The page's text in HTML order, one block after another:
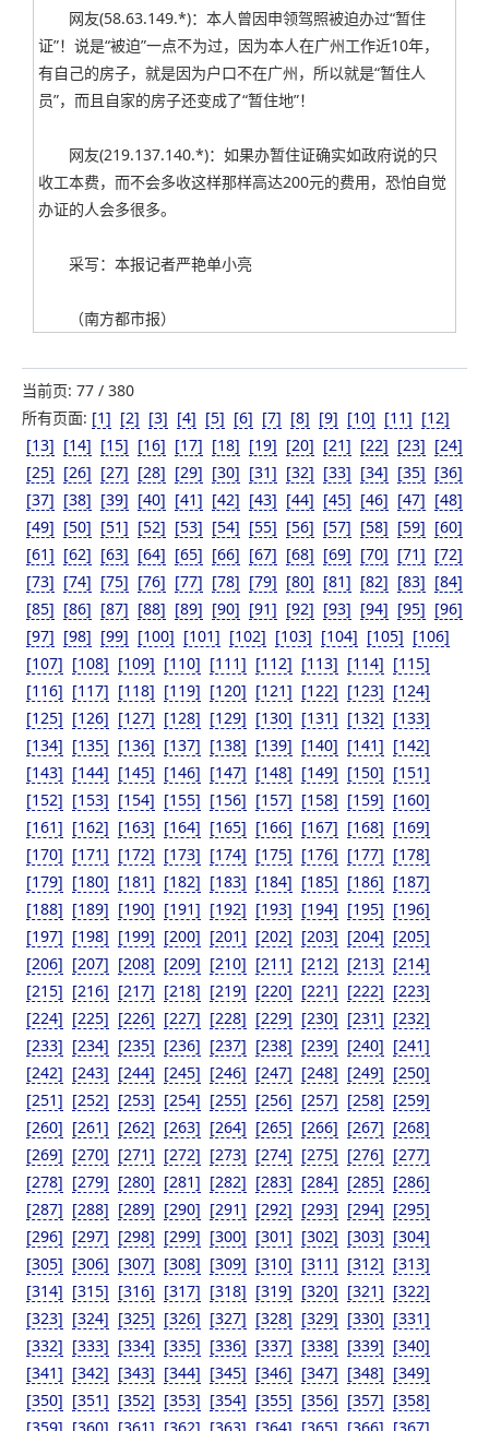
网友(58.63.149.*)：本人曾因申领驾照被迫办过“暂住
证”！说是“被迫”一点不为过，因为本人在广州工作近10年，
有自己的房子，就是因为户口不在广州，所以就是“暂住人
员”，而且自家的房子还变成了“暂住地”！
网友(219.137.140.*)：如果办暂住证确实如政府说的只
收工本费，而不会多收这样那样高达200元的费用，恐怕自觉
办证的人会多很多。
采写：本报记者严艳单小亮
（南方都市报）
当前页: 77 / 380
所有页面: [1] [2] [3] [4] [5] [6] [7] [8] [9] [10] [11] [12]
[13] [14] [15] [16] [17] [18] [19] [20] [21] [22] [23] [24]
[25] [26] [27] [28] [29] [30] [31] [32] [33] [34] [35] [36]
[37] [38] [39] [40] [41] [42] [43] [44] [45] [46] [47] [48]
[49] [50] [51] [52] [53] [54] [55] [56] [57] [58] [59] [60]
[61] [62] [63] [64] [65] [66] [67] [68] [69] [70] [71] [72]
[73] [74] [75] [76] [77] [78] [79] [80] [81] [82] [83] [84]
[85] [86] [87] [88] [89] [90] [91] [92] [93] [94] [95] [96]
[97] [98] [99] [100] [101] [102] [103] [104] [105] [106]
[107] [108] [109] [110] [111] [112] [113] [114] [115]
[116] [117] [118] [119] [120] [121] [122] [123] [124]
[125] [126] [127] [128] [129] [130] [131] [132] [133]
[134] [135] [136] [137] [138] [139] [140] [141] [142]
[143] [144] [145] [146] [147] [148] [149] [150] [151]
[152] [153] [154] [155] [156] [157] [158] [159] [160]
[161] [162] [163] [164] [165] [166] [167] [168] [169]
[170] [171] [172] [173] [174] [175] [176] [177] [178]
[179] [180] [181] [182] [183] [184] [185] [186] [187]
[188] [189] [190] [191] [192] [193] [194] [195] [196]
[197] [198] [199] [200] [201] [202] [203] [204] [205]
[206] [207] [208] [209] [210] [211] [212] [213] [214]
[215] [216] [217] [218] [219] [220] [221] [222] [223]
[224] [225] [226] [227] [228] [229] [230] [231] [232]
[233] [234] [235] [236] [237] [238] [239] [240] [241]
[242] [243] [244] [245] [246] [247] [248] [249] [250]
[251] [252] [253] [254] [255] [256] [257] [258] [259]
[260] [261] [262] [263] [264] [265] [266] [267] [268]
[269] [270] [271] [272] [273] [274] [275] [276] [277]
[278] [279] [280] [281] [282] [283] [284] [285] [286]
[287] [288] [289] [290] [291] [292] [293] [294] [295]
[296] [297] [298] [299] [300] [301] [302] [303] [304]
[305] [306] [307] [308] [309] [310] [311] [312] [313]
[314] [315] [316] [317] [318] [319] [320] [321] [322]
[323] [324] [325] [326] [327] [328] [329] [330] [331]
[332] [333] [334] [335] [336] [337] [338] [339] [340]
[341] [342] [343] [344] [345] [346] [347] [348] [349]
[350] [351] [352] [353] [354] [355] [356] [357] [358]